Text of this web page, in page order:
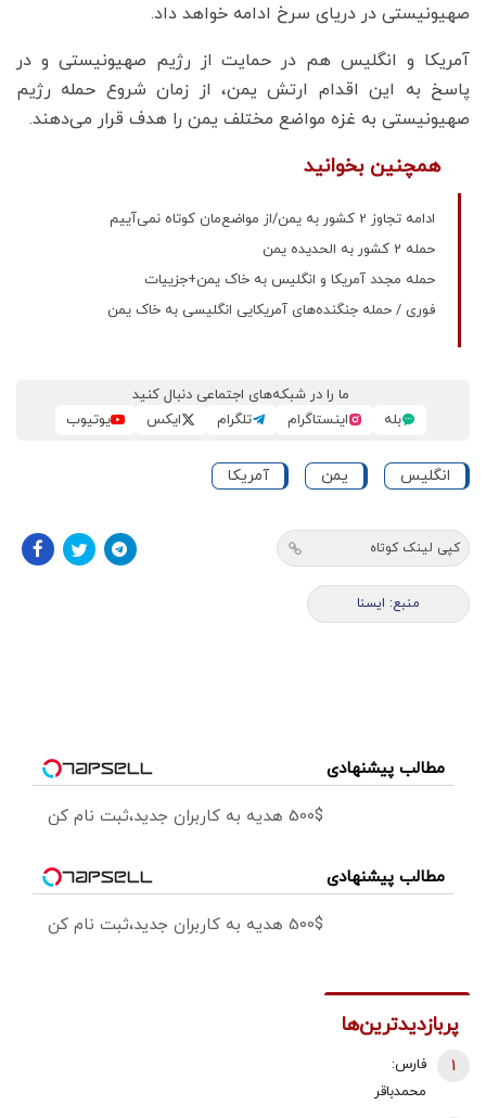
صهیونیستی در دریای سرخ ادامه خواهد داد.
آمریکا و انگلیس هم در حمایت از رژیم صهیونیستی و در
پاسخ به این اقدام ارتش یمن، از زمان شروع حمله رژیم
صهیونیستی به غزه مواضع مختلف یمن را هدف قرار می‌دهند.
همچنین بخوانید
ادامه تجاوز 2 کشور به یمن/از مواضع‌مان کوتاه نمی‌آییم
حمله 2 کشور به الحدیده یمن
حمله مجدد آمریکا و انگلیس به خاک یمن+جزییات
فوری / حمله جنگنده‌های آمریکایی انگلیسی به خاک یمن
ما را در شبکه‌های اجتماعی دنبال کنید
بله
اینستاگرام تلگرام ایکس یوتیوب
انگلیس یمن آمریکا
کپی لینک کوتاه
منبع: ايسنا
مطالب پیشنهادی
500$ هدیه به کاربران جدید،ثبت نام کن
مطالب پیشنهادی
500$ هدیه به کاربران جدید،ثبت نام کن
پربازدیدترین‌ها
فارس:
محمدباقر
1